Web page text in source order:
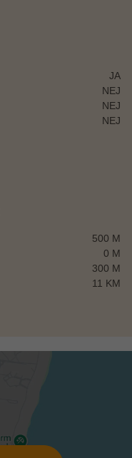
JA
NEJ
NEJ
NEJ
500 M
0 M
300 M
11 KM